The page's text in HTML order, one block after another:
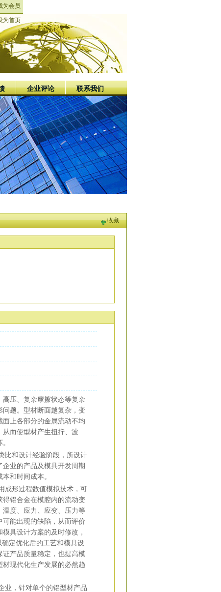
为会员
为首页
企业评论 联系我们
收藏
压、复杂摩擦状态等复杂
题。型材断面越复杂，变
上各部分的金属流动不均
而使型材产生扭拧、波
和设计经验阶段，所设计
业的产品及模具开发周期
和时间成本。
形过程数值模拟技术，可
得铝合金在模腔内的流动变
度、应力、应变、压力等
能出现的缺陷，从而评价
具设计方案的及时修改，
定优化后的工艺和模具设
产品质量稳定，也提高模
现代化生产发展的必然趋
，针对单个的铝型材产品